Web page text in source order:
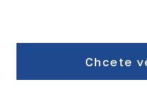
Chcete